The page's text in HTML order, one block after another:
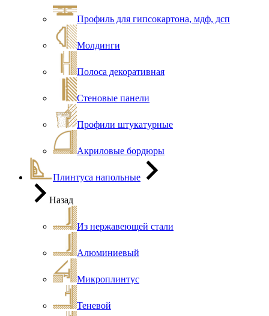
Профиль для гипсокартона, мдф, дсп
Молдинги
Полоса декоративная
Стеновые панели
Профили штукатурные
Акриловые бордюры
Плинтуса напольные
Назад
Из нержавеющей стали
Алюминиевый
Микроплинтус
Теневой